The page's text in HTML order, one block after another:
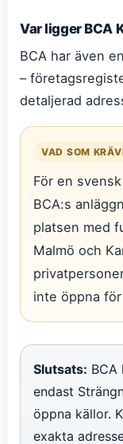
Var ligger BCA
BCA har även
–
detaljerad
VAD SOM
För en
BCA:s
platsen med
Malmö och
inte öppna
Slutsats: BCA
endast
öppna källor.
exakta